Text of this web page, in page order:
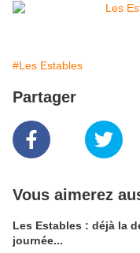
#Les Estables
Partager
Vous aimerez
Les Estables : déjà la
journée...